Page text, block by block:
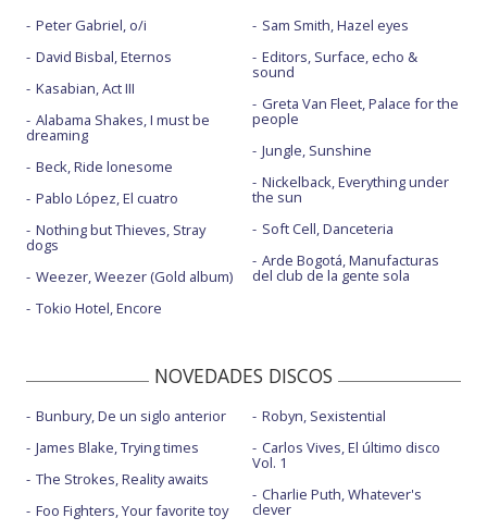
Peter Gabriel, o/i
David Bisbal, Eternos
Kasabian, Act III
Alabama Shakes, I must be
dreaming
Beck, Ride lonesome
Pablo López, El cuatro
Nothing but Thieves, Stray
dogs
Weezer, Weezer (Gold album)
Tokio Hotel, Encore
Sam Smith, Hazel eyes
Editors, Surface, echo &
sound
Greta Van Fleet, Palace for the
people
Jungle, Sunshine
Nickelback, Everything under
the sun
Soft Cell, Danceteria
Arde Bogotá, Manufacturas
del club de la gente sola
NOVEDADES DISCOS
Bunbury, De un siglo anterior
James Blake, Trying times
The Strokes, Reality awaits
Foo Fighters, Your favorite toy
Robyn, Sexistential
Carlos Vives, El último disco
Vol. 1
Charlie Puth, Whatever's
clever